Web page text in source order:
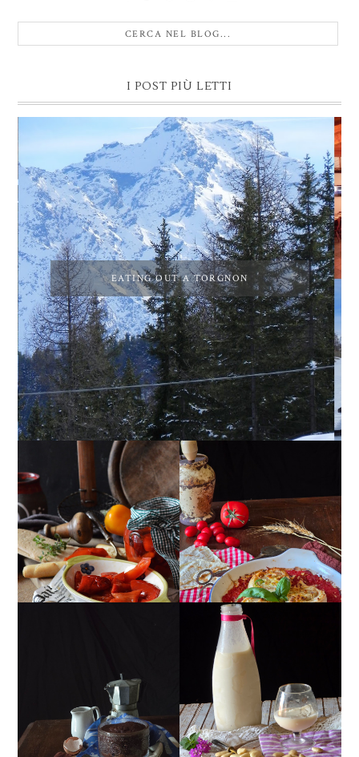
I POST PIÙ LETTI
EATING OUT A TORGNON
PEPERONI ALLA
PIEMONTESE
GIRANDOLE DI
RICOTTA
MUG CAKE AL
CIOCCOLATO
MANDORLITO